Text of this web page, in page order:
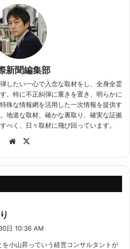
新聞編集部
したい一心で入念な取材をし、全身全霊
。特に不正糾弾に重きを置き、明らかに
殊な情報網を活用した一次情報を提供す
地道な取材、確かな裏取り、確実な証拠
べく、日々取材に飛び回っています。
Website
日 10:36 AM
を小山昇っていう経営コンサルタントが